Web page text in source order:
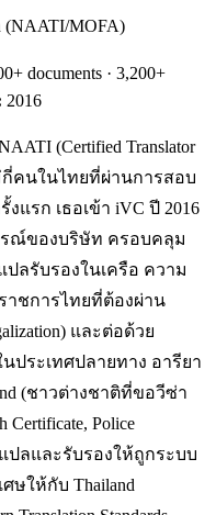
(NAATI/MOFA)
documents · 3,200+
2016
(Certified Translator
คนในไทยที่ผ่านการสอบ
งแรก เธอเข้า iVC ปี 2016
ณ์ของบริษัท ครอบคลุม
ลรับรองในเครือ ความ
าชการไทยที่ต้องผ่าน
และต่อด้วย
นประเทศปลายทาง อารียา
(ชาวต่างชาติที่ขอวีซ่า
Police
แปลและรับรองให้ถูกระบบ
ษให้กับ Thailand